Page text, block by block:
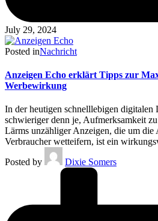
July 29, 2024
Posted inNachricht
Anzeigen Echo erklärt Tipps zur
Werbewirkung
In der heutigen schnelllebigen digitalen
schwieriger denn je, Aufmerksamkeit
Lärms unzähliger Anzeigen, die um die
Verbraucher wetteifern, ist ein
Posted by
Dixie Somers